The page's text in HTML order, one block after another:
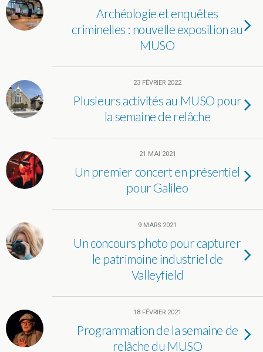
Archéologie et enquêtes
criminelles : nouvelle exposition au
MUSO
23 FÉVRIER 2022
Plusieurs activités au MUSO pour
la semaine de relâche
21 MAI 2021
Un premier concert en présentiel
pour Galileo
9 MARS 2021
Un concours photo pour capturer
le patrimoine industriel de
Valleyfield
18 FÉVRIER 2021
Programmation de la semaine de
relâche du MUSO